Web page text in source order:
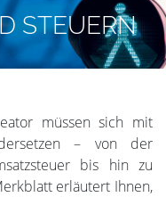
STEUERN
müssen sich mit
– von der
bis hin zu
erläutert Ihnen,